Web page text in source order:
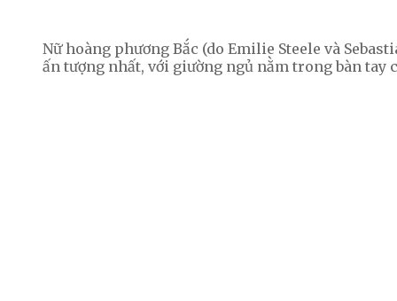
Nữ hoàng phương Bắc (do Emilie Steele và
ấn tượng nhất, với giường ngủ nằm trong bàn tay